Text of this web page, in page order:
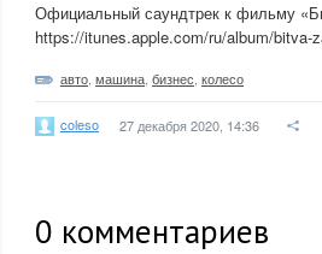
Официальный саундтрек к фильму
https://itunes.apple.com/ru/album/bitva-
авто машина бизнес колесо
coleso 27 декабря 2020, 14:36
0 комментариев